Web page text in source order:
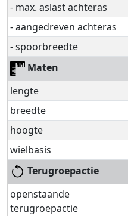
- max. aslast achteras
- aangedreven achteras
- spoorbreedte
Maten
lengte
breedte
hoogte
wielbasis
Terugroepactie
openstaande
terugroepactie